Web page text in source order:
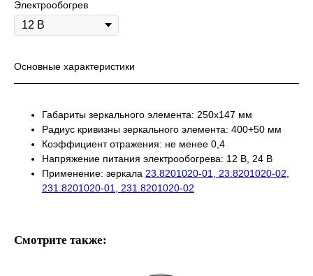
Электрообогрев
Основные характеристики
Габариты зеркального элемента: 250х147 мм
Радиус кривизны зеркального элемента: 400+50 мм
Коэффициент отражения: не менее 0,4
Напряжение питания электрообогрева: 12 В, 24 В
Применение: зеркала 23.8201020-01, 23.8201020-02,
231.8201020-01, 231.8201020-02
Смотрите также: